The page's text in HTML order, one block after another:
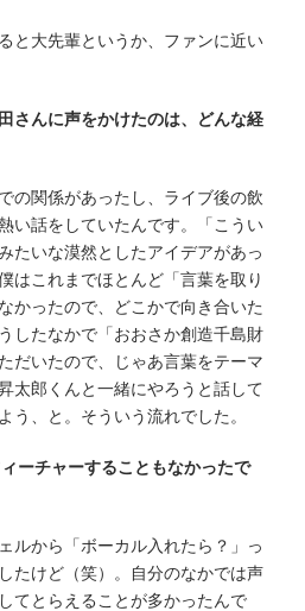
と大先輩というか、ファンに近い
んに声をかけたのは、どんな経
の関係があったし、ライブ後の飲
い話をしていたんです。「こうい
たいな漠然としたアイデアがあっ
はこれまでほとんど「言葉を取り
かったので、どこかで向き合いた
したなかで「おおさか創造千島財
だいたので、じゃあ言葉をテーマ
太郎くんと一緒にやろうと話して
う、と。そういう流れでした。
チャーすることもなかったで
ルから「ボーカル入れたら？」っ
たけど（笑）。自分のなかでは声
てとらえることが多かったんで